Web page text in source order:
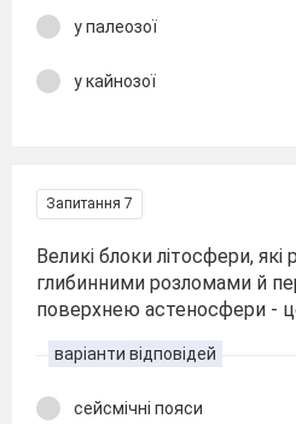
у палеозої
у кайнозої
Запитання 7
Великі блоки літосфери,
глибинними розломами й
поверхнею астеносфери -
варіанти відповідей
сейсмічні пояси